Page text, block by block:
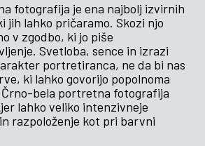
fotografija je ena najbolj izvirnih
jih lahko pričaramo. Skozi njo
v zgodbo, ki jo piše
Svetloba, sence in izrazi
portretiranca, ne da bi nas
ki lahko govorijo popolnoma
bela portretna fotografija
lahko veliko intenzivneje
razpoloženje kot pri barvni